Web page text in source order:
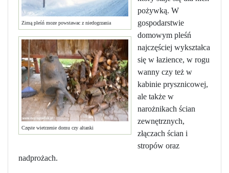
Zimą pleśń moze powstawac z niedogrzania
Częste wietrzenie domu czy altanki
pożywką. W
gospodarstwie
domowym pleśń
najczęściej wykształca
się w łazience, w rogu
wanny czy też w
kabinie prysznicowej,
ale także w
narożnikach ścian
zewnętrznych,
złączach ścian i
stropów oraz
nadprożach.